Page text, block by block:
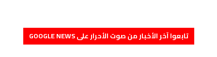
تابعوا آخر الأخبار من صوت الأحرار على GOOGLE NEWS